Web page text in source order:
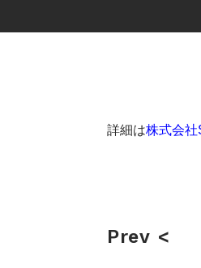
詳細は株式会
Prev